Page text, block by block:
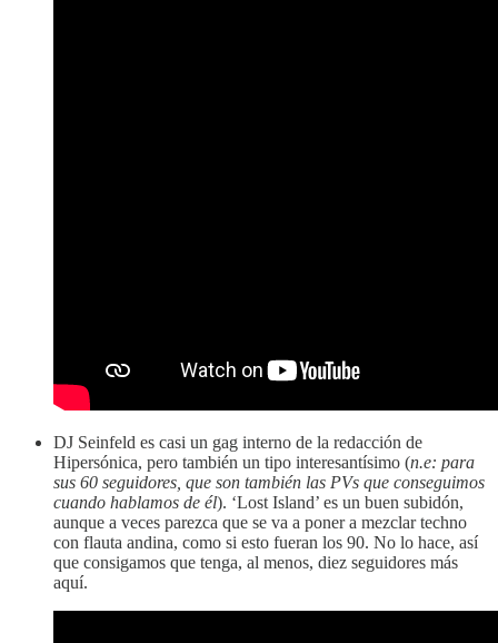
DJ Seinfeld es casi un gag interno de la redacción de
Hipersónica, pero también un tipo interesantísimo (n.e: para
sus 60 seguidores, que son también las PVs que conseguimos
cuando hablamos de él). ‘Lost Island’ es un buen subidón,
aunque a veces parezca que se va a poner a mezclar techno
con flauta andina, como si esto fueran los 90. No lo hace, así
que consigamos que tenga, al menos, diez seguidores más
aquí.